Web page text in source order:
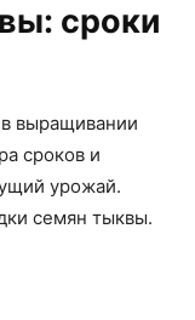
сроки
выращивании
сроков и
урожай.
семян тыквы.